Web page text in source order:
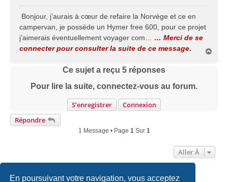
En poursuivant votre navigation, vous acceptez
e
s
a
g
e
Bonjour, j’aurais à cœur de refaire la Norvège et ce en
campervan, je possède un Hymer free 600, pour ce projet
j’aimerais éventuellement voyager com…
… Merci de se
connecter pour consulter la suite de ce message.
Ce sujet a reçu 5 réponses
Pour lire la suite, connectez-vous au forum.
S’enregistrer
Connexion
Répondre
1 Message • Page 1 Sur 1
Aller À